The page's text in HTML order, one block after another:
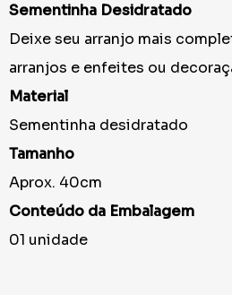
Sementinha Desidratado
Deixe seu arranjo mais
arranjos e enfeites ou
Material
Sementinha desidratado
Tamanho
Aprox. 40cm
Conteúdo da Embalagem
01 unidade